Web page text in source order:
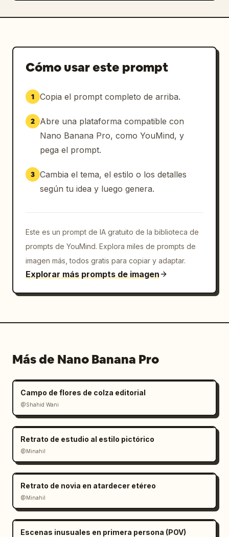
Cómo usar este prompt
1 Copia el prompt completo de arriba.
2
Abre una plataforma compatible con
Nano Banana Pro, como YouMind, y
pega el prompt.
3 Cambia el tema, el estilo o los detalles
según tu idea y luego genera.
Este es un prompt de IA gratuito de la biblioteca de
prompts de YouMind. Explora miles de prompts de
imagen más, todos gratis para copiar y adaptar.
Explorar más prompts de imagen
Más de Nano Banana Pro
Campo de flores de colza editorial
@Shahid Wani
Retrato de estudio al estilo pictórico
@Minahil
Retrato de novia en atardecer etéreo
@Minahil
Escenas inusuales en primera persona (POV)